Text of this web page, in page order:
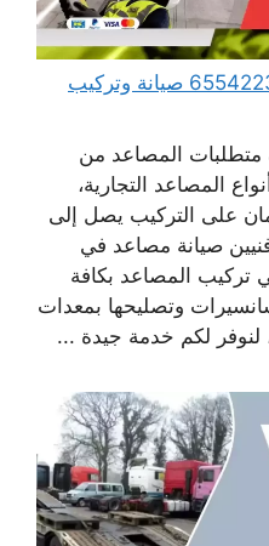
صيانة مصاعد في الكويت 65542233 صيانة وتركيب
متطلبات المصاعد من
المصاعد التجارية،
على التركيب يصل إلى
صيانة مصاعد في
تركيب المصاعد بكافة
وتصليحها بمعدات
لنوفر لكم خدمة جيدة ...